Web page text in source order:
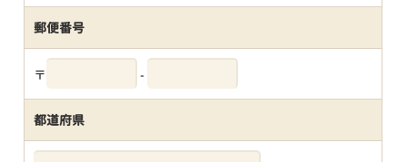
郵便番号
〒 -
都道府県